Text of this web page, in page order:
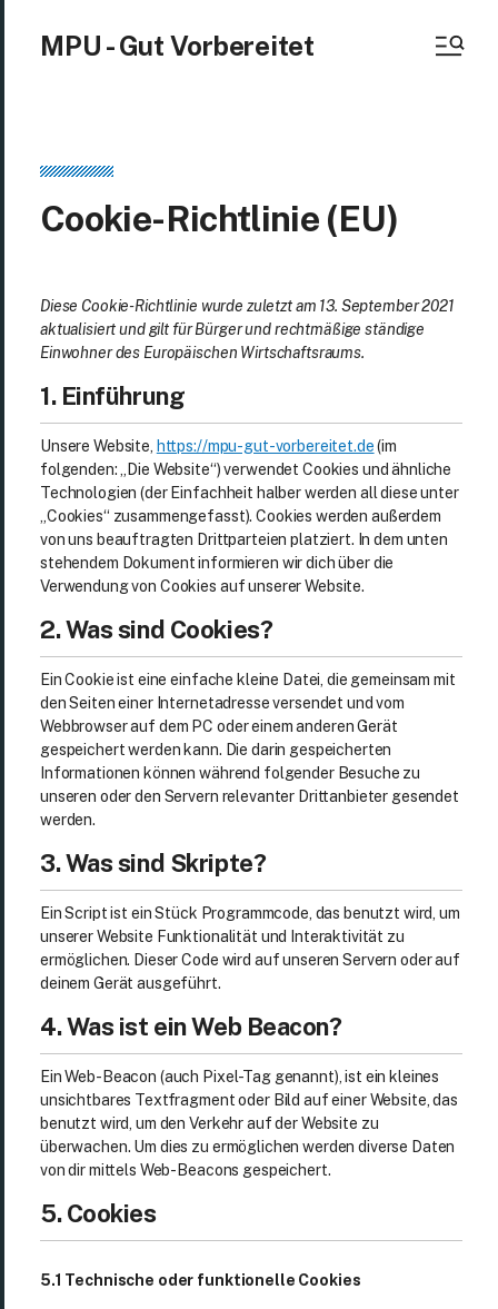
MPU - Gut Vorbereitet
Cookie-Richtlinie (EU)
Diese Cookie-Richtlinie wurde zuletzt am 13. September 2021
aktualisiert und gilt für Bürger und rechtmäßige ständige
Einwohner des Europäischen Wirtschaftsraums.
1. Einführung
Unsere Website, https://mpu-gut-vorbereitet.de(im
folgenden: „Die Website“) verwendet Cookies und ähnliche
Technologien (der Einfachheit halber werden all diese unter
„Cookies“ zusammengefasst). Cookies werden außerdem
von uns beauftragten Drittparteien platziert. In dem unten
stehendem Dokument informieren wir dich über die
Verwendung von Cookies auf unserer Website.
2. Was sind Cookies?
Ein Cookie ist eine einfache kleine Datei, die gemeinsam mit
den Seiten einer Internetadresse versendet und vom
Webbrowser auf dem PC oder einem anderen Gerät
gespeichert werden kann. Die darin gespeicherten
Informationen können während folgender Besuche zu
unseren oder den Servern relevanter Drittanbieter gesendet
werden.
3. Was sind Skripte?
Ein Script ist ein Stück Programmcode, das benutzt wird, um
unserer Website Funktionalität und Interaktivität zu
ermöglichen. Dieser Code wird auf unseren Servern oder auf
deinem Gerät ausgeführt.
4. Was ist ein Web Beacon?
Ein Web-Beacon (auch Pixel-Tag genannt), ist ein kleines
unsichtbares Textfragment oder Bild auf einer Website, das
benutzt wird, um den Verkehr auf der Website zu
überwachen. Um dies zu ermöglichen werden diverse Daten
von dir mittels Web-Beacons gespeichert.
5. Cookies
5.1 Technische oder funktionelle Cookies